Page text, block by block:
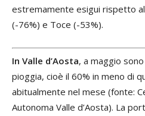
estremamente esigui rispetto
(-76%) e Toce (-53%).
In Valle d’Aosta, a maggio
pioggia, cioè il 60% in meno di
abitualmente nel mese (fonte:
Autonoma Valle d’Aosta). La